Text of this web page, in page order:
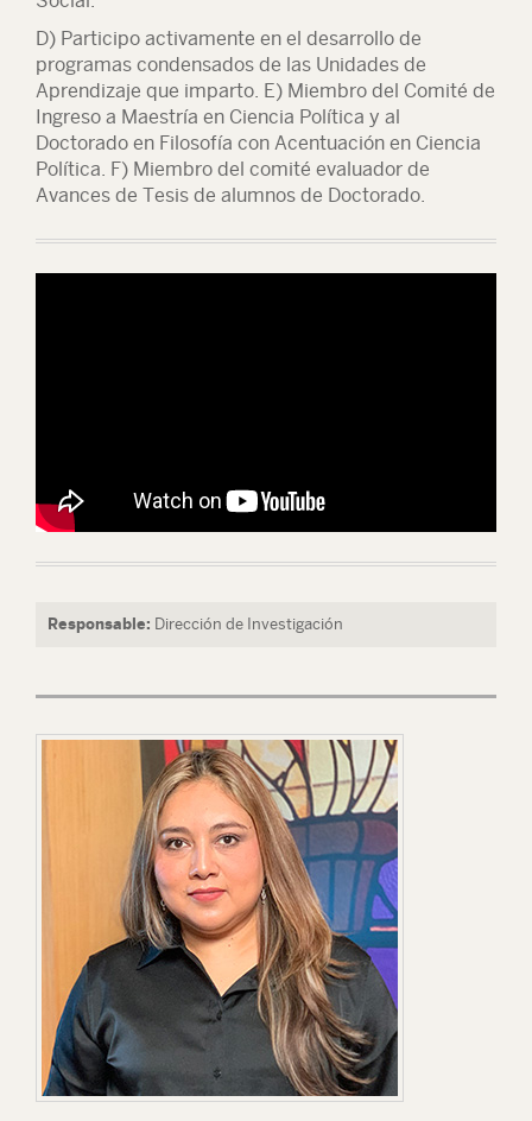
D) Participo activamente en el desarrollo de
programas condensados de las Unidades de
Aprendizaje que imparto. E) Miembro del Comité de
Ingreso a Maestría en Ciencia Política y al
Doctorado en Filosofía con Acentuación en Ciencia
Política. F) Miembro del comité evaluador de
Avances de Tesis de alumnos de Doctorado.
Responsable: Dirección de Investigación